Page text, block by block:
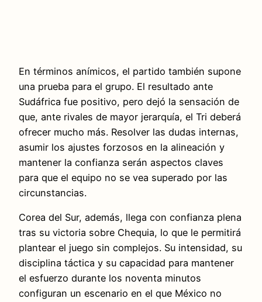
En términos anímicos, el partido también supone
una prueba para el grupo. El resultado ante
Sudáfrica fue positivo, pero dejó la sensación de
que, ante rivales de mayor jerarquía, el Tri deberá
ofrecer mucho más. Resolver las dudas internas,
asumir los ajustes forzosos en la alineación y
mantener la confianza serán aspectos claves
para que el equipo no se vea superado por las
circunstancias.
Corea del Sur, además, llega con confianza plena
tras su victoria sobre Chequia, lo que le permitirá
plantear el juego sin complejos. Su intensidad, su
disciplina táctica y su capacidad para mantener
el esfuerzo durante los noventa minutos
configuran un escenario en el que México no